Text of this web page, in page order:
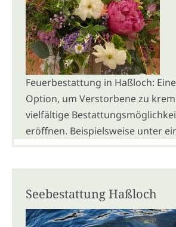
Feuerbestattung in Haßloch:
Option, um Verstorbene zu
vielfältige
eröffnen. Beispielsweise unter
Seebestattung Haßloch